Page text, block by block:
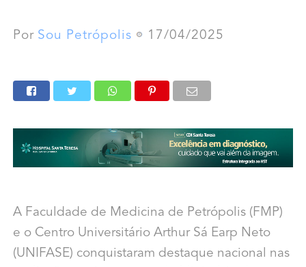
Por Sou Petrópolis 17/04/2025
A Faculdade de Medicina de Petrópolis (FMP)
e o Centro Universitário Arthur Sá Earp Neto
(UNIFASE) conquistaram destaque nacional nas